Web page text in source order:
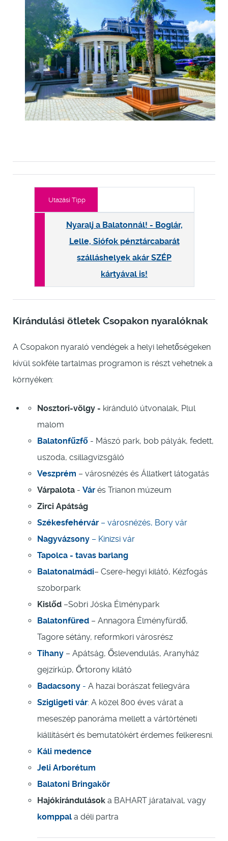
Utazási Tipp
Nyaralj a Balatonnál! - Boglár,
Lelle, Siófok pénztárcabarát
szálláshelyek akár SZÉP
kártyával is!
Kirándulási ötletek Csopakon nyaralóknak
A Csopakon nyaraló vendégek a helyi lehetőségeken
kívül sokféle tartalmas programon is részt vehetnek a
környéken:
Nosztori-völgy - kiránduló útvonalak, Plul
malom
Balatonfűzfő - Mászó park, bob pályák, fedett,
uszoda, csillagvizsgáló
Veszprém – városnézés és Állatkert látogatás
Várpalota - Vár és Trianon múzeum
Zirci Apátság
Székesfehérvár – városnézés, Bory vár
Nagyvázsony – Kinizsi vár
Tapolca - tavas barlang
Balatonalmádi– Csere-hegyi kilátó, Kézfogás
szoborpark
Kislőd –Sobri Jóska Élménypark
Balatonfüred – Annagora Élményfürdő,
Tagore sétány, reformkori városrész
Tihany – Apátság, Őslevendulás, Aranyház
gejzírkúp, Őrtorony kilátó
Badacsony - A hazai borászat fellegvára
Szigligeti vár: A közel 800 éves várat a
meseszép panoráma mellett a vártörténeti
kiállításért és bemutatókért érdemes felkeresni.
Káli medence
Jeli Arborétum
Balatoni Bringakör
Hajókirándulások a BAHART járataival, vagy
komppal a déli partra